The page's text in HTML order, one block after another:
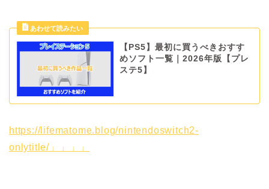
【PS5】最初に買うべきおすす
めソフト一覧｜2026年版【プレ
ステ5】
https://lifematome.blog/nintendoswitch2-
onlytitle/」」」」